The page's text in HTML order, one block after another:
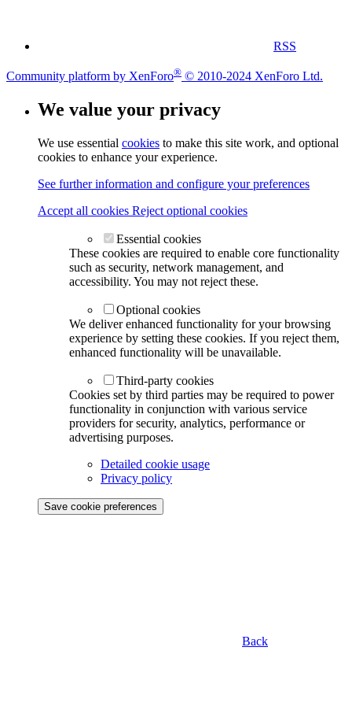
RSS
Community platform by XenForo® © 2010-2024 XenForo Ltd.
We value your privacy
We use essential cookies to make this site work, and optional
cookies to enhance your experience.
See further information and configure your preferences
Accept all cookies Reject optional cookies
Essential cookies
These cookies are required to enable core functionality
such as security, network management, and
accessibility. You may not reject these.
Optional cookies
We deliver enhanced functionality for your browsing
experience by setting these cookies. If you reject them,
enhanced functionality will be unavailable.
Third-party cookies
Cookies set by third parties may be required to power
functionality in conjunction with various service
providers for security, analytics, performance or
advertising purposes.
Detailed cookie usage
Privacy policy
Save cookie preferences
Back